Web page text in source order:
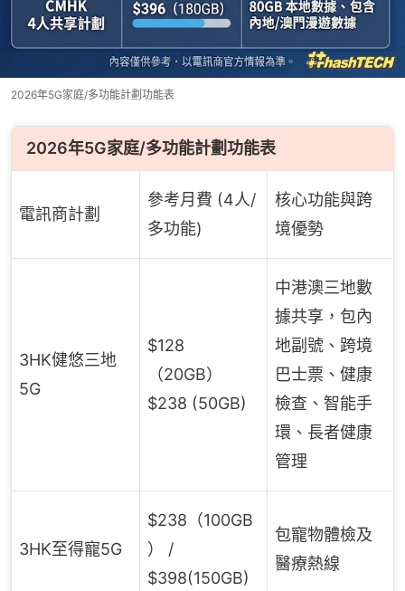
2026年5G家庭/多功能計劃功能表
2026年5G家庭/多功能計劃功能表
電訊商計劃
參考月費 (4人/
多功能)
核心功能與跨
境優勢
3HK健悠三地
5G
$128
（20GB）
$238 (50GB)
中港澳三地數
據共享，包內
地副號、跨境
巴士票、健康
檢查、智能手
環、長者健康
管理
3HK至得寵5G
$238（100GB
） /
$398(150GB)
包寵物體檢及
醫療熱線